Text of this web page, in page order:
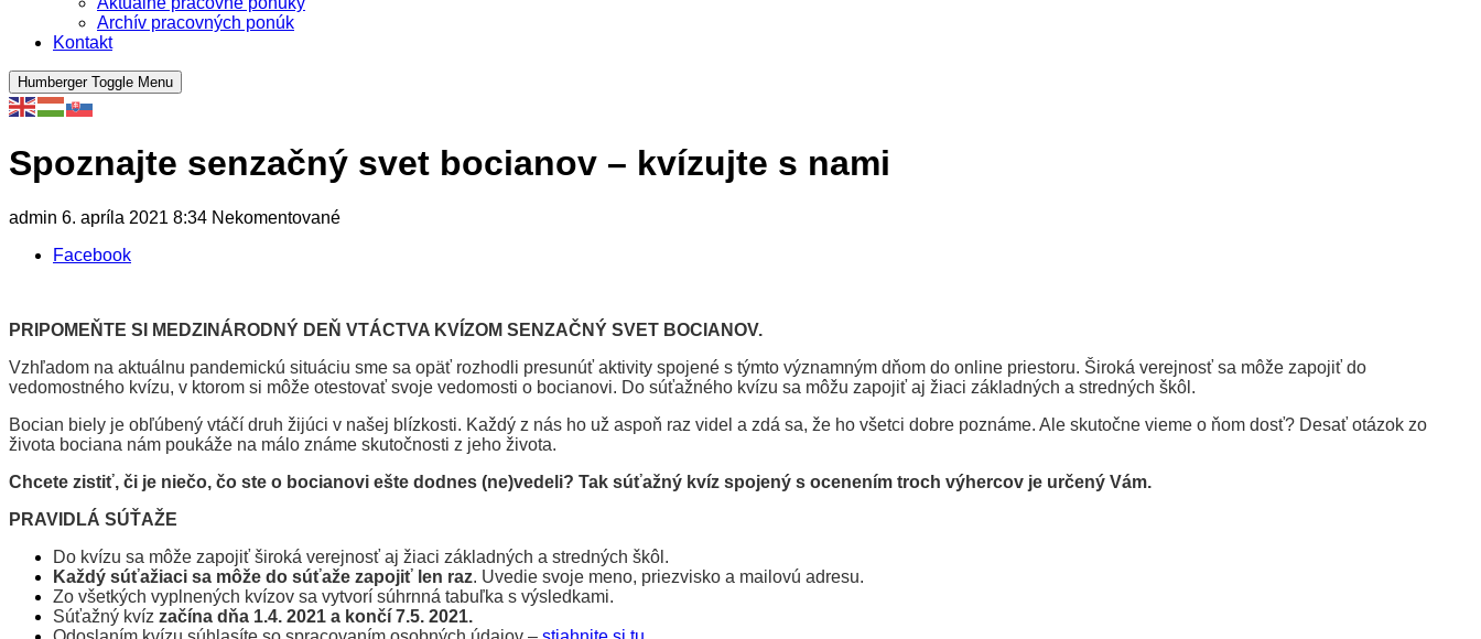
Archív pracovných ponúk
Kontakt
Humberger Toggle Menu
Spoznajte senzačný svet bocianov – kvízujte s nami
admin 6. apríla 2021 8:34 Nekomentované
Facebook
PRIPOMEŇTE SI
MEDZINÁRODNÝ DEŇ VTÁCTVA KVÍZOM SENZAČNÝ SVET BOCIANOV.
Vzhľadom na aktuálnu pandemickú situáciu sme sa opäť rozhodli presunúť aktivity spojené s týmto významným dňom do online priestoru. Široká verejnosť sa môže zapojiť do
vedomostného kvízu, v ktorom si môže otestovať svoje vedomosti o bocianovi. Do súťažného kvízu sa môžu zapojiť aj žiaci základných a stredných škôl.
Bocian biely je obľúbený vtáčí druh žijúci v našej blízkosti. Každý z nás ho už aspoň raz videl a zdá sa, že ho všetci dobre poznáme. Ale skutočne vieme o ňom dosť? Desať otázok zo
života bociana nám poukáže na málo známe skutočnosti z jeho života.
Chcete zistiť, či je niečo, čo ste o bocianovi ešte dodnes (ne)vedeli? Tak súťažný kvíz spojený s ocenením troch výhercov je určený Vám.
PRAVIDLÁ SÚŤAŽE
Do kvízu sa môže zapojiť široká verejnosť aj žiaci základných a stredných škôl.
Každý súťažiaci sa môže do súťaže zapojiť len raz. Uvedie svoje meno, priezvisko a mailovú adresu.
Zo všetkých vyplnených kvízov sa vytvorí súhrnná tabuľka s výsledkami.
Súťažný kvíz začína dňa 1.4. 2021 a končí 7.5. 2021.